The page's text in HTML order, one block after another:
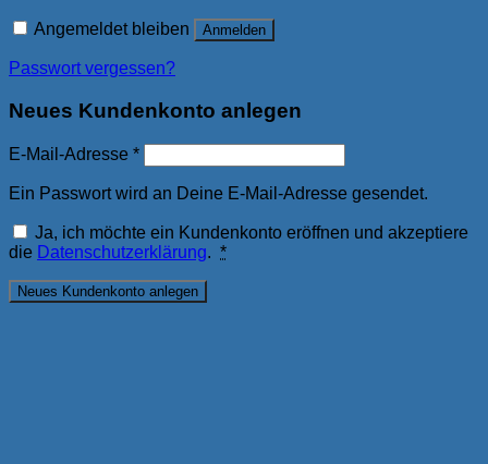
Angemeldet bleiben Anmelden
Passwort vergessen?
Neues Kundenkonto anlegen
E-Mail-Adresse *
Ein Passwort wird an Deine E-Mail-Adresse gesendet.
Ja, ich möchte ein Kundenkonto eröffnen und akzeptiere
die Datenschutzerklärung. *
Neues Kundenkonto anlegen